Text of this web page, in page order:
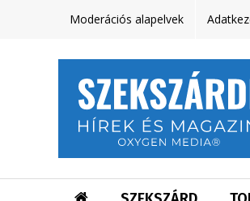
Moderációs alapelvek